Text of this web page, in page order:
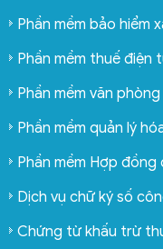
Phần mềm bảo hiểm
Phần mềm thuế điện
Phần mềm văn
Phần mềm quản lý
Phần mềm Hợp
Dịch vụ chữ ký số
Chứng từ khấu trừ